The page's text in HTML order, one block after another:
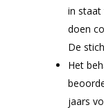
in staat
doen
De
Het
jaars